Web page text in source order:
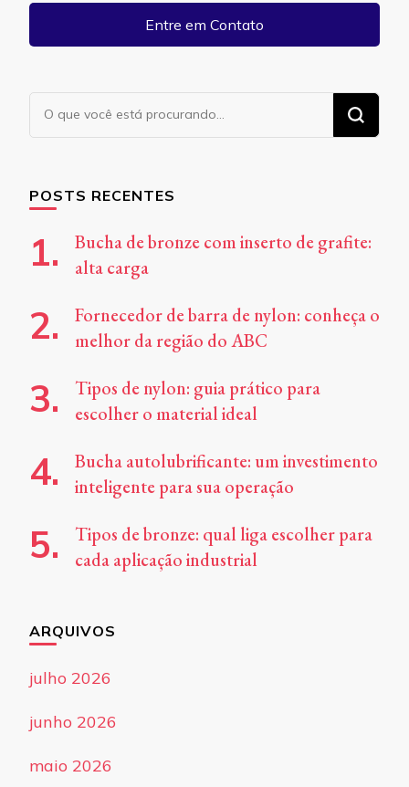
Entre em Contato
Procurando
algo?
POSTS RECENTES
Bucha de bronze com inserto de grafite:
alta carga
Fornecedor de barra de nylon: conheça o
melhor da região do ABC
Tipos de nylon: guia prático para
escolher o material ideal
Bucha autolubrificante: um investimento
inteligente para sua operação
Tipos de bronze: qual liga escolher para
cada aplicação industrial
ARQUIVOS
julho 2026
junho 2026
maio 2026